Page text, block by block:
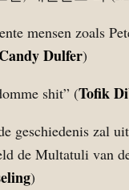
mensen zoals
Candy Dulfer)
shit” (Tofik
geschiedenis zal
de Multatuli van
)